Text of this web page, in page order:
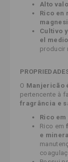
Alto
Rico en
Cultivo
el
producir
O Manjericão
pertencente à
fragrância e
Rico em
Rico em
e